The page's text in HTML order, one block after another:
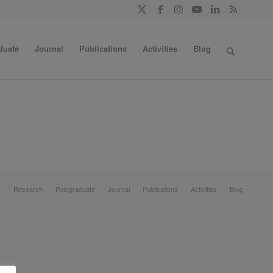
Journal Publications Activities Blog
Research Postgraduate Journal Publications Activities Blog